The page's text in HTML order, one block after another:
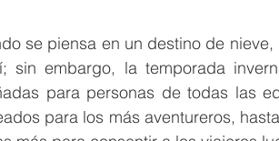
se piensa en un destino de
sin embargo, la temporada
para personas de todas las
para los más aventureros,